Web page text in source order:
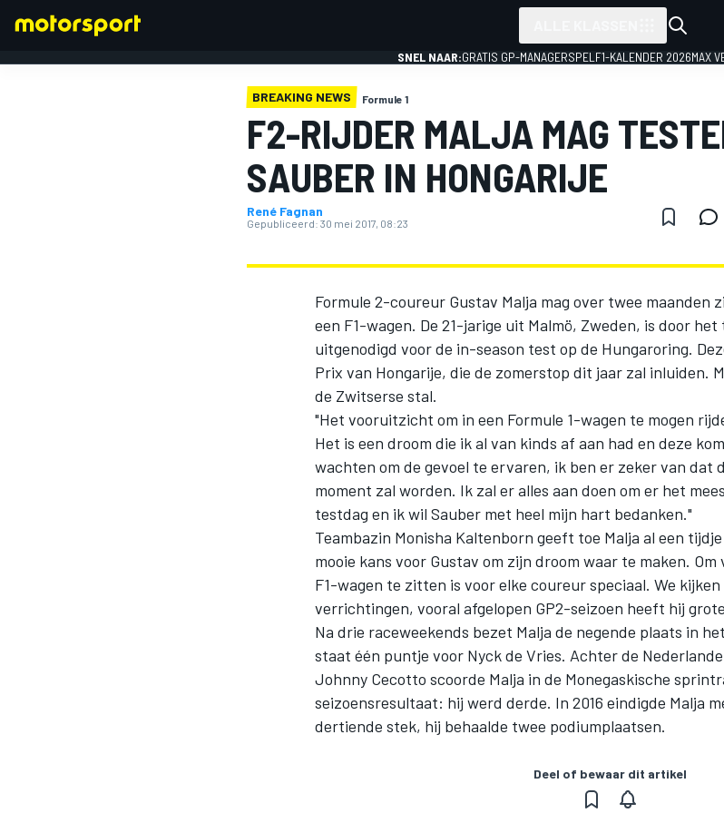
SNEL NAAR:GRATIS GP-MANAGERSPEL F1-KALENDER 2026MAX
BREAKING NEWS Formule 1
F2-RIJDER MALJA MAG
SAUBER IN HONGARIJE
René Fagnan
Gepubliceerd: 30 mei 2017, 08:23
Formule 2-coureur Gustav Malja mag over twee maanden
een F1-wagen. De 21-jarige uit Malmö, Zweden, is door
uitgenodigd voor de in-season test op de Hungaroring.
Prix van Hongarije, die de zomerstop dit jaar zal inluiden.
de Zwitserse stal.
"Het vooruitzicht om in een Formule 1-wagen te mogen
Het is een droom die ik al van kinds af aan had en deze
wachten om de gevoel te ervaren, ik ben er zeker van dat
moment zal worden. Ik zal er alles aan doen om er het
testdag en ik wil Sauber met heel mijn hart bedanken."
Teambazin Monisha Kaltenborn geeft toe Malja al een
mooie kans voor Gustav om zijn droom waar te maken.
F1-wagen te zitten is voor elke coureur speciaal. We
verrichtingen, vooral afgelopen GP2-seizoen heeft hij
Na drie raceweekends bezet Malja de negende plaats in
staat één puntje voor Nyck de Vries. Achter de
Johnny Cecotto scoorde Malja in de Monegaskische
seizoensresultaat: hij werd derde. In 2016 eindigde Malja
dertiende stek, hij behaalde twee podiumplaatsen.
Deel of bewaar dit artikel